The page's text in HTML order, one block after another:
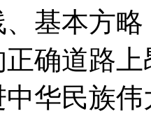
基本方
确道路
华民族